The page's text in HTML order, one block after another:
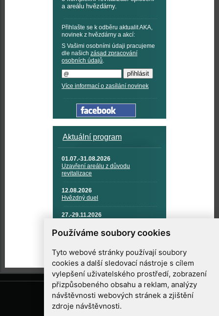
Používáme soubory cookies
Tyto webové stránky používají soubory
cookies a další sledovací nástroje s cílem
vylepšení uživatelského prostředí, zobrazení
přizpůsobeného obsahu a reklam, analýzy
návštěvnosti webových stránek a zjištění
zdroje návštěvnosti.
a areálu hvězdárny.
Přihlašte se k odběru aktualit AKA,
novinek z hvězdárny a akcí:
S Vašimi osobními údaji pracujeme
dle našich zásad zpracování
osobních údajů.
Více informací o zasílání novinek
Aktuální program
01.07.-31.08.2026
Uzavření areálu z důvodu
revitalizace
12.08.2026
Hvězdný duel
27.-29.11.2026
TECHNIKA A KOSMICKÉ
TECHNOLOGIE